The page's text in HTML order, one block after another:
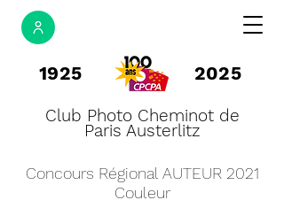
1925 2025
Club Photo Cheminot de
Paris Austerlitz
Concours Régional AUTEUR 2021
Couleur